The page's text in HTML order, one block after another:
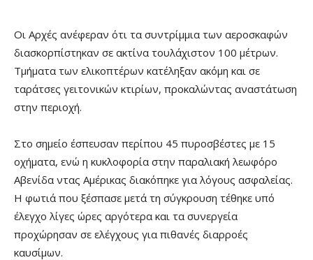
Οι Αρχές ανέφεραν ότι τα συντρίμμια των αεροσκαφών
διασκορπίστηκαν σε ακτίνα τουλάχιστον 100 μέτρων.
Τμήματα των ελικοπτέρων κατέληξαν ακόμη και σε
ταράτσες γειτονικών κτιρίων, προκαλώντας αναστάτωση
στην περιοχή.
Στο σημείο έσπευσαν περίπου 45 πυροσβέστες με 15
οχήματα, ενώ η κυκλοφορία στην παραλιακή λεωφόρο
Αβενίδα ντας Αμέρικας διακόπηκε για λόγους ασφαλείας.
Η φωτιά που ξέσπασε μετά τη σύγκρουση τέθηκε υπό
έλεγχο λίγες ώρες αργότερα και τα συνεργεία
προχώρησαν σε ελέγχους για πιθανές διαρροές
καυσίμων.